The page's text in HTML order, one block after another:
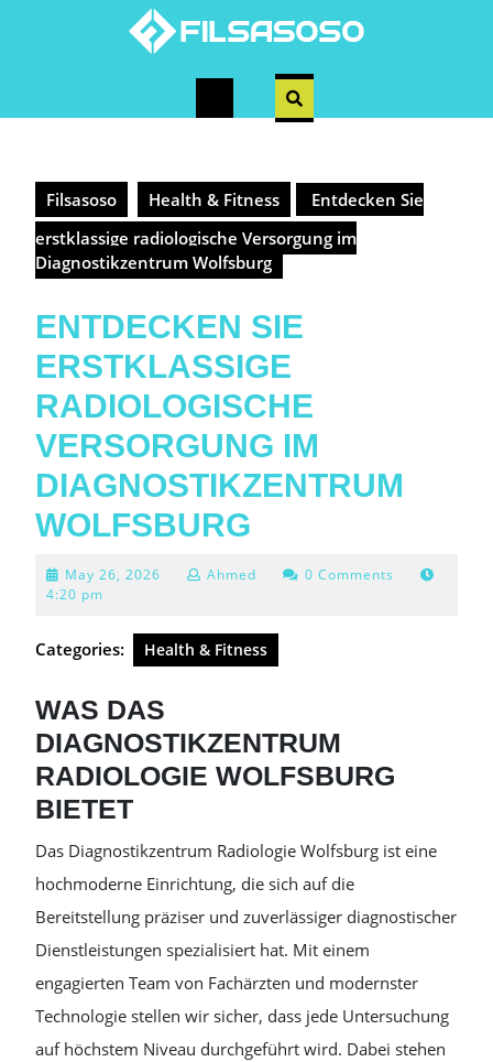
Open
Filsasoso Health & Fitness
Entdecken Sie
erstklassige radiologische Versorgung im
Diagnostikzentrum Wolfsburg
ENTDECKEN SIE
ERSTKLASSIGE
RADIOLOGISCHE
VERSORGUNG IM
DIAGNOSTIKZENTRUM
WOLFSBURG
May 26, 2026 May
Ahmed
0 Comments
4:20 pm
Categories: Health & Fitness
WAS DAS
DIAGNOSTIKZENTRUM
RADIOLOGIE WOLFSBURG
BIETET
Das Diagnostikzentrum Radiologie Wolfsburg ist eine
hochmoderne Einrichtung, die sich auf die
Bereitstellung präziser und zuverlässiger diagnostischer
Dienstleistungen spezialisiert hat. Mit einem
engagierten Team von Fachärzten und modernster
Technologie stellen wir sicher, dass jede Untersuchung
auf höchstem Niveau durchgeführt wird. Dabei stehen